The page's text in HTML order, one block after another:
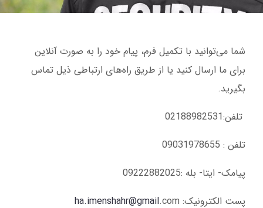
شما می‌توانید با تکمیل فرم، پیام خود را به صورت آنلاین
برای ما ارسال کنید یا از طریق راه‌های ارتباطی ذیل تماس
بگیرید.
تلفن:02188982531
تلفن : 09031978655
پیامک- ایتا- بله :09222882025
پست الکترونیک:
ha.imenshahr@gmail.com